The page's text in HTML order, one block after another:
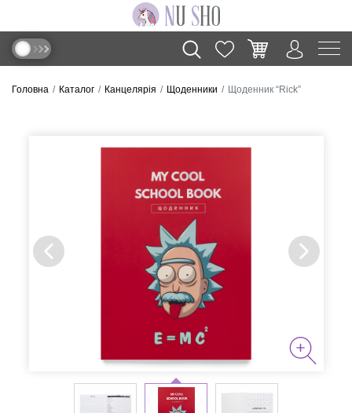
Головна Каталог Канцелярія Щоденники Щоденник “Rick”